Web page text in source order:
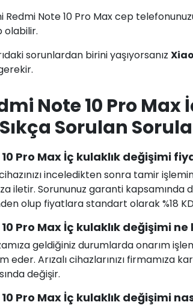
Redmi Note 10 Pro Max cep
olabilir.
sorunlardan birini yaşıyorsanız
Note 10 Pro Max
Sorulan
Pro Max İç kulaklık değişimi
cihazınızı inceledikten sonra tamir
iletir. Sorununuz garanti
olup fiyatlara standart olarak %18
Pro Max İç kulaklık değişimi
geldiğiniz durumlarda onarım
eder. Arızalı cihazlarınızı firmamıza
değişir.
Pro Max İç kulaklık değişimi